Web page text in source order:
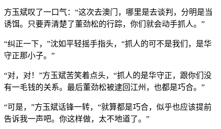
方玉斌叹了一口气：“这次去澳门，哪里是去谈判，分明是当
诱饵。只要弄清楚了董劲松的行踪，你们就会动手抓人。”
“纠正一下，”沈如平轻摇手指头，“抓人的可不是我们，是华
守正那小子。”
“对，对！”方玉斌苦笑着点头，“抓人的是华守正，跟你们没
有一毛钱的关系。最后董劲松被逮回江州，也都是巧合。”
“可是，”方玉斌话锋一转，“就算都是巧合，似乎也应该提前
告诉我一声吧。你这样做，太不地道了。”